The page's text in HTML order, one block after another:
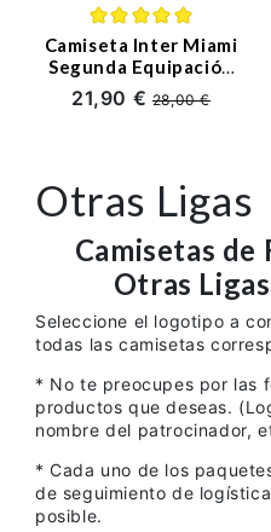
Camiseta Inter Miami
Segunda Equipación
2025/2026 Mujer
21,90 €28,00 €
Otras Ligas
Camisetas de
Otras
Seleccione el logotipo a
todas las camisetas
* No te preocupes por las
productos que deseas.
nombre del patrocinador,
* Cada uno de los
de seguimiento de
posible.